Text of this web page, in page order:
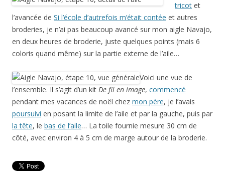
tricot et
l’avancée de Si l’école d’autrefois m’était contée et autres
broderies, je n’ai pas beaucoup avancé sur mon aigle Navajo,
en deux heures de broderie, juste quelques points (mais 6
coloris quand même) sur la partie externe de l’aile…
Voici une vue de
l’ensemble. Il s’agit d’un kit De fil en image, commencé
pendant mes vacances de noël chez mon père, je l’avais
poursuivi en posant la limite de l’aile et par la gauche, puis par
la tête, le bas de l’aile… La toile fournie mesure 30 cm de
côté, avec environ 4 à 5 cm de marge autour de la broderie.